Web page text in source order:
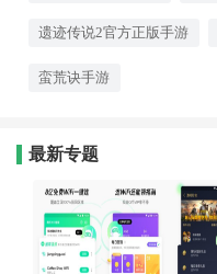
遗迹传说2官方正版手游
蛮荒诀手游
最新专题